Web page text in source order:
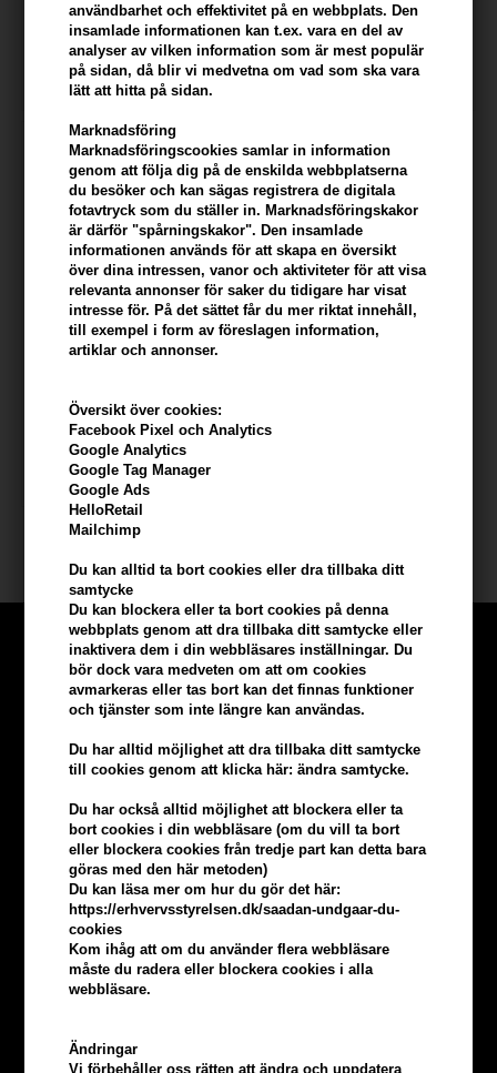
användbarhet och effektivitet på en webbplats. Den
insamlade informationen kan t.ex. vara en del av
analyser av vilken information som är mest populär
på sidan, då blir vi medvetna om vad som ska vara
lätt att hitta på sidan.
Marknadsföring
Marknadsföringscookies samlar in information
genom att följa dig på de enskilda webbplatserna
du besöker och kan sägas registrera de digitala
fotavtryck som du ställer in. Marknadsföringskakor
är därför "spårningskakor". Den insamlade
informationen används för att skapa en översikt
över dina intressen, vanor och aktiviteter för att visa
relevanta annonser för saker du tidigare har visat
intresse för. På det sättet får du mer riktat innehåll,
till exempel i form av föreslagen information,
artiklar och annonser.
Översikt över cookies:
Facebook Pixel och Analytics
Google Analytics
Google Tag Manager
Google Ads
HelloRetail
Mailchimp
Du kan alltid ta bort cookies eller dra tillbaka ditt
samtycke
Du kan blockera eller ta bort cookies på denna
webbplats genom att dra tillbaka ditt samtycke eller
inaktivera dem i din webbläsares inställningar. Du
bör dock vara medveten om att om cookies
avmarkeras eller tas bort kan det finnas funktioner
och tjänster som inte längre kan användas.
Du har alltid möjlighet att dra tillbaka ditt samtycke
till cookies genom att klicka här: ändra samtycke.
Du har också alltid möjlighet att blockera eller ta
bort cookies i din webbläsare (om du vill ta bort
eller blockera cookies från tredje part kan detta bara
göras med den här metoden)
Du kan läsa mer om hur du gör det här:
https://erhvervsstyrelsen.dk/saadan-undgaar-du-
cookies
Kom ihåg att om du använder flera webbläsare
måste du radera eller blockera cookies i alla
webbläsare.
Ändringar
Vi förbehåller oss rätten att ändra och uppdatera
504,00 SEK
Conditioner 250ml
417,00 SEK
247Price
Glaze Drops 45ml
446,00 SEK
Tjäna5% bonuspå hela din
beställning